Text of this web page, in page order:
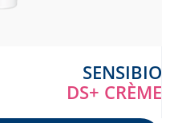
SENSIBIO
DS+ CRÈME